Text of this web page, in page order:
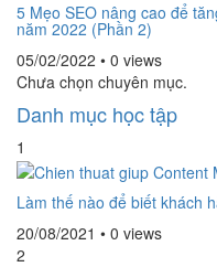
5 Mẹo SEO nâng cao để
năm 2022 (Phần 2)
05/02/2022 • 0 views
Chưa chọn chuyên mục.
Danh mục học tập
1
Làm thế nào để biết khách
20/08/2021 • 0 views
2